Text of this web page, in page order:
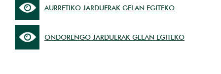
AURRETIKO JARDUERAK GELAN EGITEKO
ONDORENGO JARDUERAK GELAN EGITEKO